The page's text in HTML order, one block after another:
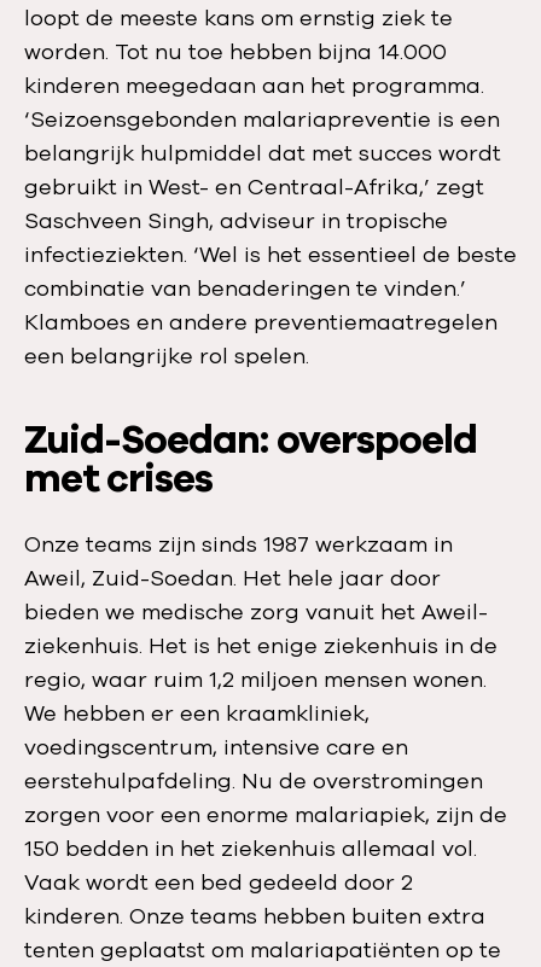
loopt de meeste kans om ernstig ziek te
worden. Tot nu toe hebben bijna 14.000
kinderen meegedaan aan het programma.
‘Seizoensgebonden malariapreventie is een
belangrijk hulpmiddel dat met succes wordt
gebruikt in West- en Centraal-Afrika,’ zegt
Saschveen Singh, adviseur in tropische
infectieziekten. ‘Wel is het essentieel de beste
combinatie van benaderingen te vinden.’
Klamboes en andere preventiemaatregelen
een belangrijke rol spelen.
Zuid-Soedan: overspoeld
met crises
Onze teams zijn sinds 1987 werkzaam in
Aweil, Zuid-Soedan. Het hele jaar door
bieden we medische zorg vanuit het Aweil-
ziekenhuis. Het is het enige ziekenhuis in de
regio, waar ruim 1,2 miljoen mensen wonen.
We hebben er een kraamkliniek,
voedingscentrum, intensive care en
eerstehulpafdeling. Nu de overstromingen
zorgen voor een enorme malariapiek, zijn de
150 bedden in het ziekenhuis allemaal vol.
Vaak wordt een bed gedeeld door 2
kinderen. Onze teams hebben buiten extra
tenten geplaatst om malariapatiënten op te